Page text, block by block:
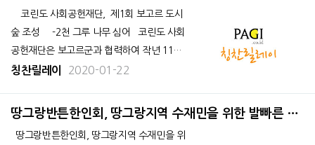
숲 조성 -2천 그루 나무 심어 코린도 사회
공헌재단은 보고르군과 협력하여 작년 11월
30일 보고르군 빠깐사리 운동장 (Stadion Pa
nbs
칭찬릴레이 2020-01-22
땅그랑반튼한인회, 땅그랑지역 수재민을 위한 발빠른 구
호품 전달해